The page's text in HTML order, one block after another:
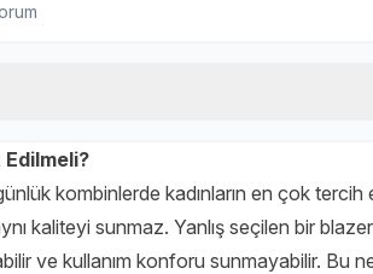
kombinlerde kadınların en çok tercih
kaliteyi sunmaz. Yanlış seçilen bir
ve kullanım konforu sunmayabilir. Bu